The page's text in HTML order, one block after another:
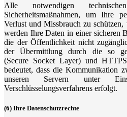
Alle notwendigen
Sicherheitsmaßnahmen, um Ihre
Verlust und Missbrauch zu
werden Ihre Daten in einer sicheren
die der Öffentlichkeit nicht
der Übermittlung durch die so
(Secure Socket Layer) und
bedeutet, dass die Kommunikation
unseren Servern unter
Verschlüsselungsverfahrens erfolgt.
(6) Ihre Datenschutzrechte